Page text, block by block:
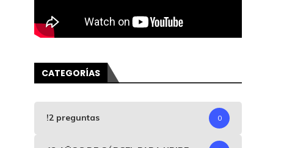
CATEGORÍAS
!2 preguntas 0